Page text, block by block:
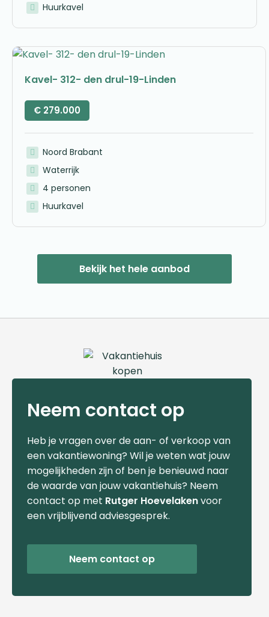
Huurkavel
Kavel- 312- den drul-19-Linden
€ 279.000
Noord Brabant
Waterrijk
4 personen
Huurkavel
Bekijk het hele aanbod
Neem contact op
Heb je vragen over de aan- of verkoop van
een vakantiewoning? Wil je weten wat jouw
mogelijkheden zijn of ben je benieuwd naar
de waarde van jouw vakantiehuis? Neem
contact op met Rutger Hoevelakenvoor
een vrijblijvend adviesgesprek.
Neem contact op